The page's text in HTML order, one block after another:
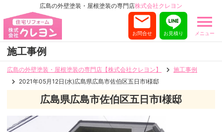
広島の外壁塗装・屋根塗装の専門店株式会社クレヨン
メニュー
お見積り
お問合せ
施工事例
広島の外壁塗装・屋根塗装の専門店【株式会社クレヨン】
施工事例
2021年05月12日(水)広島県広島市佐伯区五日市I様邸
広島県広島市佐伯区五日市I様邸